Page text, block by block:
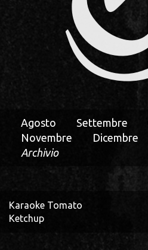
Agosto Settembre
Novembre
Dicembre
Archivio
Karaoke Tomato
Ketchup